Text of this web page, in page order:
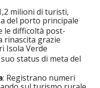
milioni di turisti,
del porto principale
le difficoltà post-
rinascita grazie
Isola Verde
status di meta del
: Registrano numeri